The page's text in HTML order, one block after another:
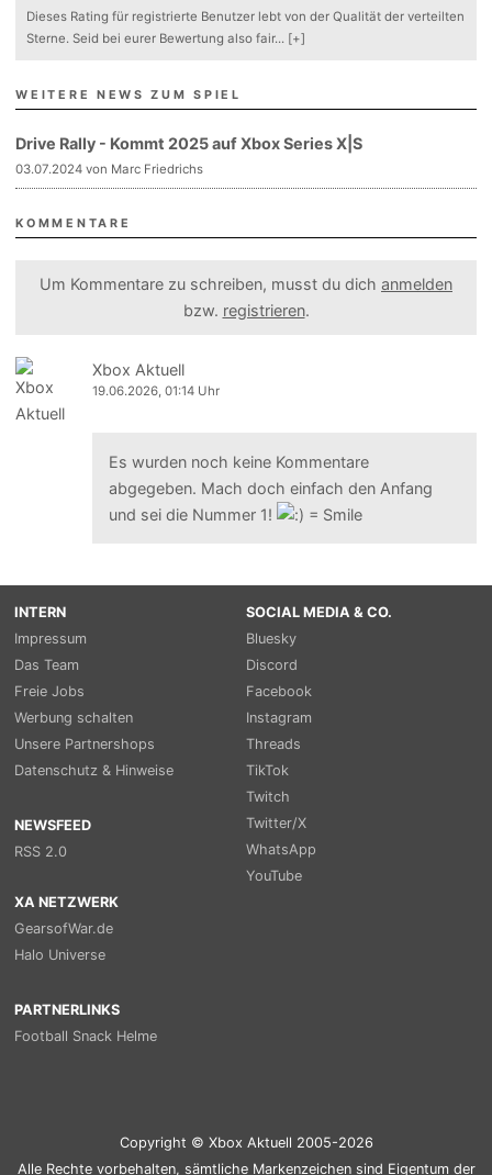
Dieses Rating für registrierte Benutzer lebt von der Qualität der verteilten
Sterne. Seid bei eurer Bewertung also fair... [+]
WEITERE NEWS ZUM SPIEL
Drive Rally - Kommt 2025 auf Xbox Series X|S
03.07.2024 von Marc Friedrichs
KOMMENTARE
Um Kommentare zu schreiben, musst du dich anmelden
bzw. registrieren.
Xbox Aktuell
19.06.2026, 01:14 Uhr
Es wurden noch keine Kommentare
abgegeben. Mach doch einfach den Anfang
und sei die Nummer 1!
INTERN
Impressum
Das Team
Freie Jobs
Werbung schalten
Unsere Partnershops
Datenschutz & Hinweise
NEWSFEED
RSS 2.0
SOCIAL MEDIA & CO.
Bluesky
Discord
Facebook
Instagram
Threads
TikTok
Twitch
Twitter/X
WhatsApp
YouTube
XA NETZWERK
GearsofWar.de
Halo Universe
PARTNERLINKS
Football Snack Helme
Copyright © Xbox Aktuell 2005-2026
Alle Rechte vorbehalten, sämtliche Markenzeichen sind Eigentum der